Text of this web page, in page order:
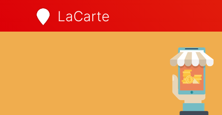
LaCarte